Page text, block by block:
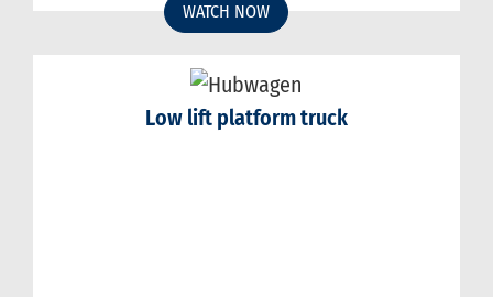
WATCH NOW
Low lift platform truck